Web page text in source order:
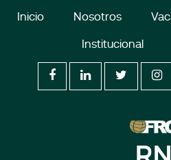
Inicio Nosotros
Institucional